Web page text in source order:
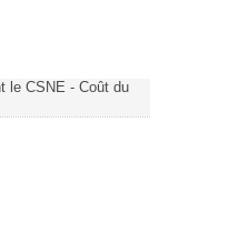
le CSNE - Coût du